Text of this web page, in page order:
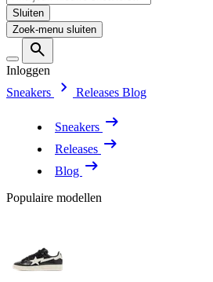
Sluiten
Zoek-menu sluiten
Inloggen
Sneakers
Releases Blog
Sneakers
Releases
Blog
Populaire modellen